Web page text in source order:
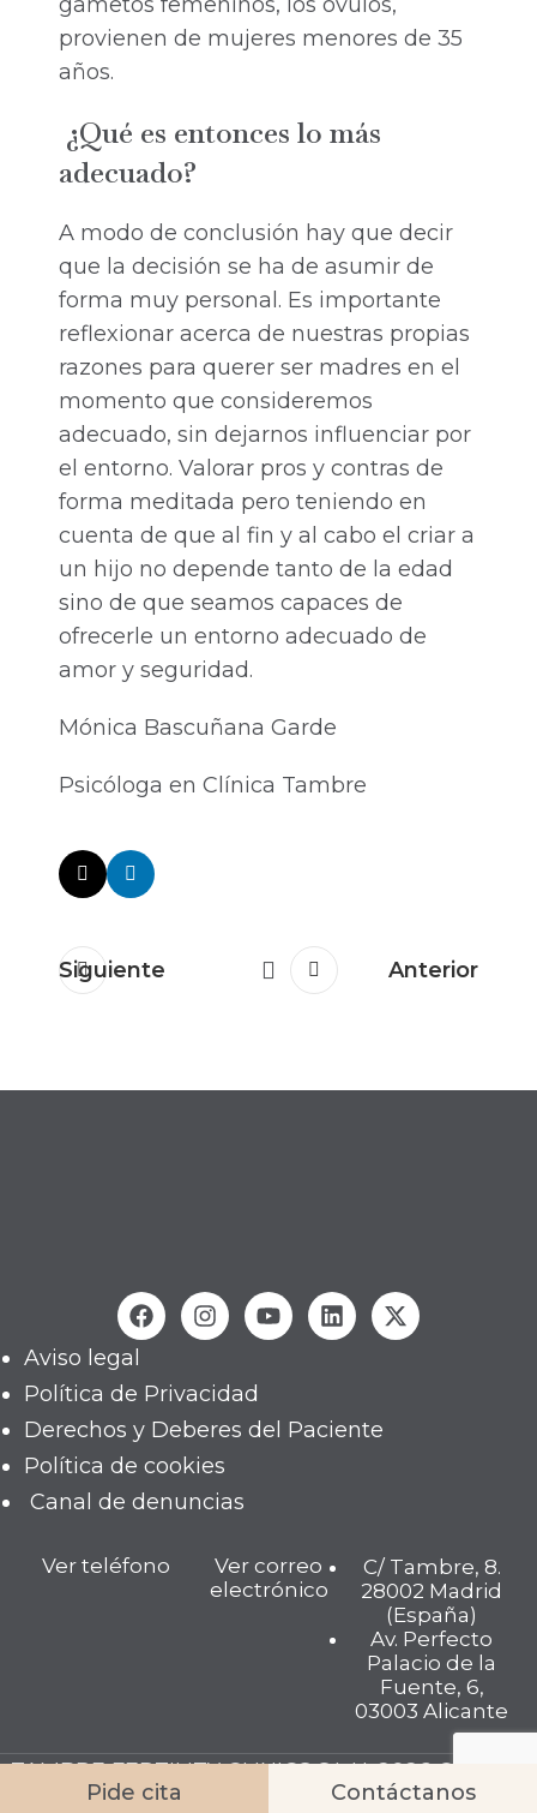
provienen de mujeres menores de 35
años.
¿Qué es entonces lo más
adecuado?
A modo de conclusión hay que decir
que la decisión se ha de asumir de
forma muy personal. Es importante
reflexionar acerca de nuestras propias
razones para querer ser madres en el
momento que consideremos
adecuado, sin dejarnos influenciar por
el entorno. Valorar pros y contras de
forma meditada pero teniendo en
cuenta de que al fin y al cabo el criar a
un hijo no depende tanto de la edad
sino de que seamos capaces de
ofrecerle un entorno adecuado de
amor y seguridad.
Mónica Bascuñana Garde
Psicóloga en Clínica Tambre
Siguiente Anterior
Aviso legal
Política de Privacidad
Derechos y Deberes del Paciente
Política de cookies
Canal de denuncias
Ver teléfono
Ver correo
electrónico
C/ Tambre, 8.
28002 Madrid
(España)
Av. Perfecto
Palacio de la
Fuente, 6,
03003 Alicante
TAMBRE FERTILITY CLINICS S.L.U. 2026 © Todos
los derechos reservados
Pide cita Contáctanos